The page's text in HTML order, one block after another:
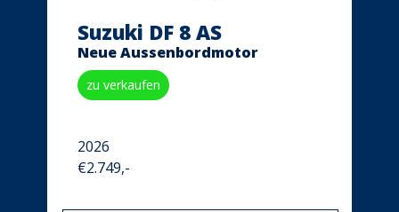
Suzuki DF 8 AS
Neue Aussenbordmotor
zu verkaufen
2026
€2.749,-